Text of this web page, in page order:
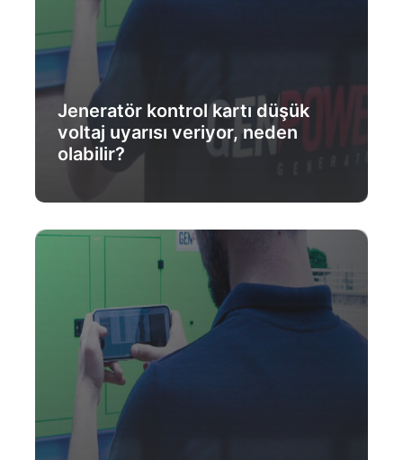
Jeneratör kontrol kartı düşük
voltaj uyarısı veriyor, neden
olabilir?
Daha Fazlası